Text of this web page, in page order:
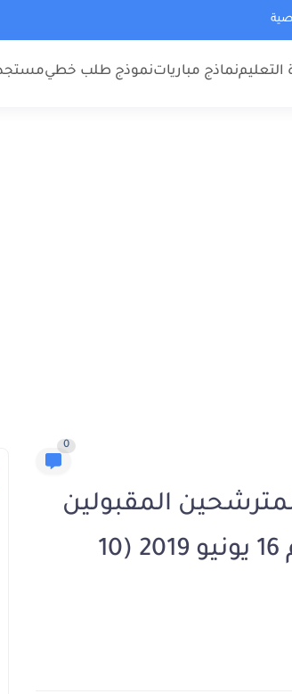
التعليمنماذج مبارياتنموذج طلب خطي
0
المقبولين
لاجتياز مباريات التوظيف المقرر إجرائها يوم 16 يونيو 2019 (10